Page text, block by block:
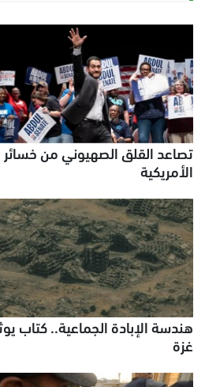
تصاعد القلق الصهيوني من خسائر
الأمريكية
هندسة الإبادة الجماعية.. كتاب
غزة